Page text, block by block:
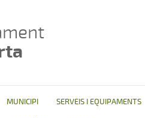
MUNICIPI SERVEIS I EQUIPAMENTS